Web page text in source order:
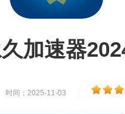
加速器
时间：2025-11-03